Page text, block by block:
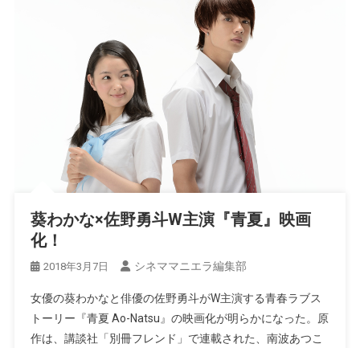
葵わかな×佐野勇斗W主演『青夏』映画
化！
2018年3月7日 シネママニエラ編集部
女優の葵わかなと俳優の佐野勇斗がW主演する青春ラブス
トーリー『青夏 Ao-Natsu』の映画化が明らかになった。原
作は、講談社「別冊フレンド」で連載された、南波あつこ